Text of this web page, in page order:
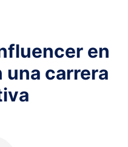
en
una carrera